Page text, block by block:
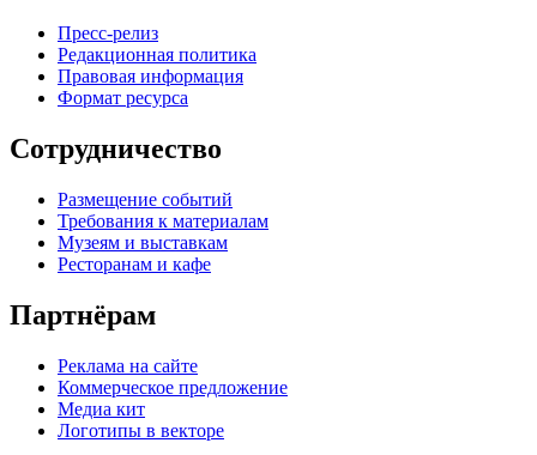
Пресс-релиз
Редакционная политика
Правовая информация
Формат ресурса
Сотрудничество
Размещение событий
Требования к материалам
Музеям и выставкам
Ресторанам и кафе
Партнёрам
Реклама на сайте
Коммерческое предложение
Медиа кит
Логотипы в векторе